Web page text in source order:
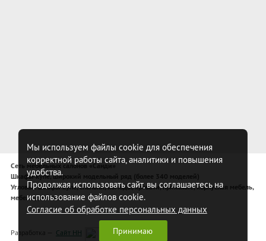
Сеть мебельных салонов «Санди»
Шкафы-купе, широкий модельный ряд (более 340 моделей)
Угловые шкафы-купе, спальни, комоды, кровати, прихожие, корпусная мебель,
мебель для спальни
Разработка — Сайт НН
Мы используем файлы cookie для обеспечения
корректной работы сайта, аналитики и повышения
удобства.
Продолжая использовать сайт, вы соглашаетесь на
использование файлов cookie.
Согласие об обработке персональных данных
Принимаю